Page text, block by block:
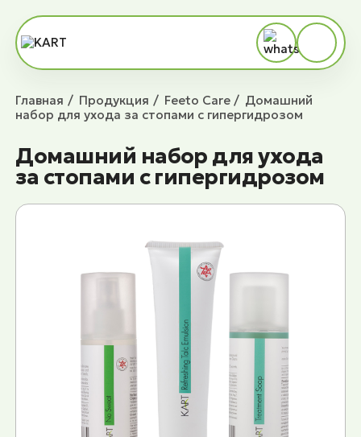
Главная Продукция Feeto Сare
Домашний
набор для ухода за стопами c гипергидрозом
Домашний набор для ухода
за стопами c гипергидрозом